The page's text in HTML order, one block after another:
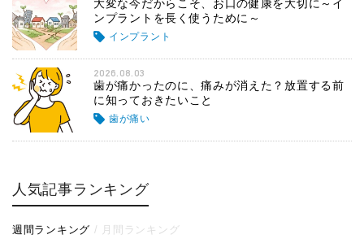
大変な今だからこそ、お口の健康を大切に～イ
ンプラントを長く使うために～
インプラント
2026.08.03
歯が痛かったのに、痛みが消えた？放置する前
に知っておきたいこと
歯が痛い
人気記事ランキング
週間ランキング 月間ランキング